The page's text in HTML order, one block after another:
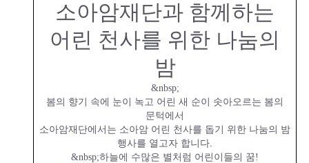
소아암재단과 함께하는
어린 천사를 위한 나눔의
밤
&nbsp;
봄의 향기 속에 눈이 녹고 어린 새 순이 솟아오르는 봄의
문턱에서
소아암재단에서는 소아암 어린 천사를 돕기 위한 나눔의 밤
행사를 열고자 합니다.
&nbsp;하늘에 수많은 별처럼 어린이들의 꿈!